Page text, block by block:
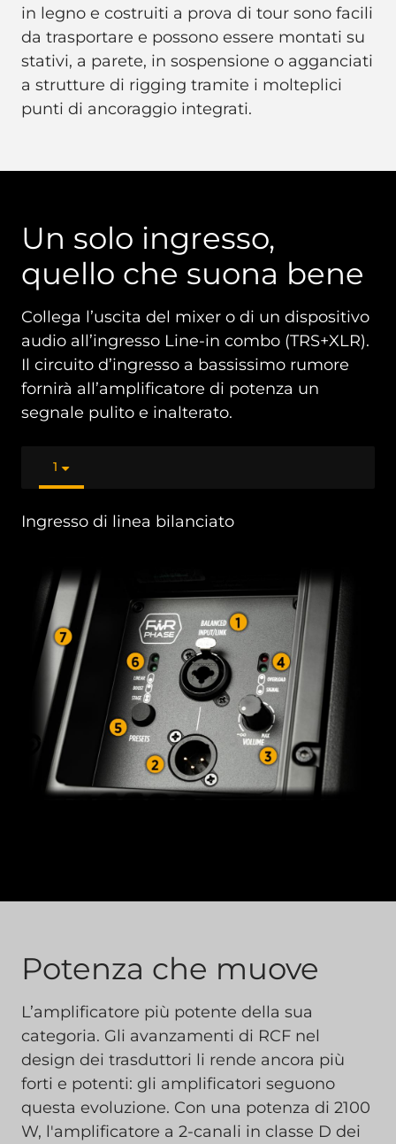
in legno e costruiti a prova di tour sono facili
da trasportare e possono essere montati su
stativi, a parete, in sospensione o agganciati
a strutture di rigging tramite i molteplici
punti di ancoraggio integrati.
Un solo ingresso,
quello che suona bene
Collega l’uscita del mixer o di un dispositivo
audio all’ingresso Line-in combo (TRS+XLR).
Il circuito d’ingresso a bassissimo rumore
fornirà all’amplificatore di potenza un
segnale pulito e inalterato.
1
Ingresso di linea bilanciato
Potenza che muove
L’amplificatore più potente della sua
categoria. Gli avanzamenti di RCF nel
design dei trasduttori li rende ancora più
forti e potenti: gli amplificatori seguono
questa evoluzione. Con una potenza di 2100
W, l'amplificatore a 2-canali in classe D dei